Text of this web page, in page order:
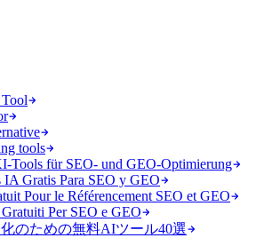
tools
Tools für SEO- und GEO-Optimierung
IA Gratis Para SEO y GEO
Pour le Référencement SEO et GEO
Per SEO e GEO
のための無料AIツール40選